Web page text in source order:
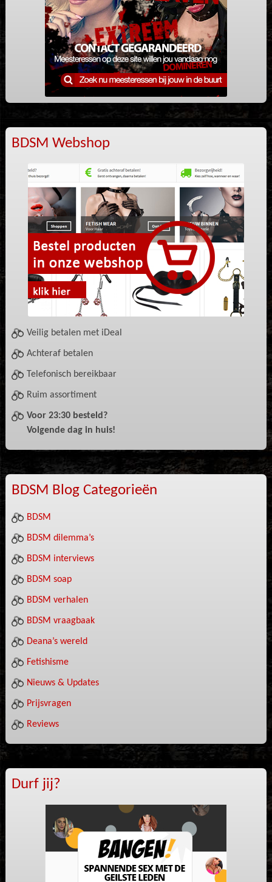
BDSM Webshop
Veilig betalen met iDeal
Achteraf betalen
Telefonisch bereikbaar
Ruim assortiment
Voor 23:30 besteld?
Volgende dag in huis!
BDSM Blog Categorieën
BDSM
BDSM dilemma’s
BDSM interviews
BDSM soap
BDSM verhalen
BDSM vraagbaak
Deana’s wereld
Fetishisme
Nieuws & Updates
Prijsvragen
Reviews
Durf jij?